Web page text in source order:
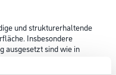
und strukturerhaltende
Insbesondere
ausgesetzt sind wie in